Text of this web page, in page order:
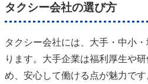
タクシー会社の選び方
タクシー会社には、大手・中小
ります。大手企業は福利厚生や
め、安心して働ける点が魅力で